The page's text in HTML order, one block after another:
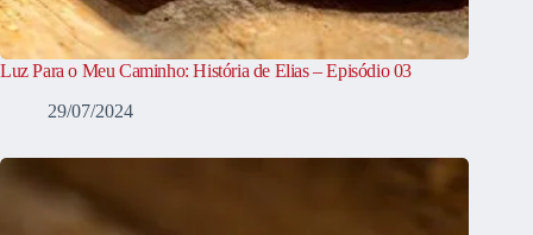
Luz Para o Meu Caminho: História de Elias – Episódio 03
29/07/2024